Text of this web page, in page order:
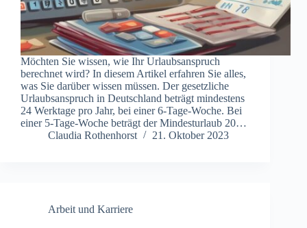
Möchten Sie wissen, wie Ihr Urlaubsanspruch
berechnet wird? In diesem Artikel erfahren Sie alles,
was Sie darüber wissen müssen. Der gesetzliche
Urlaubsanspruch in Deutschland beträgt mindestens
24 Werktage pro Jahr, bei einer 6-Tage-Woche. Bei
einer 5-Tage-Woche beträgt der Mindesturlaub 20…
Claudia Rothenhorst
21. Oktober 2023
Arbeit und Karriere